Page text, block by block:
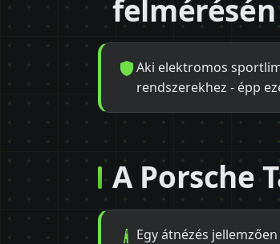
felmérésén
Aki elektromos
rendszerekhez - épp
A Porsche
Egy átnézés